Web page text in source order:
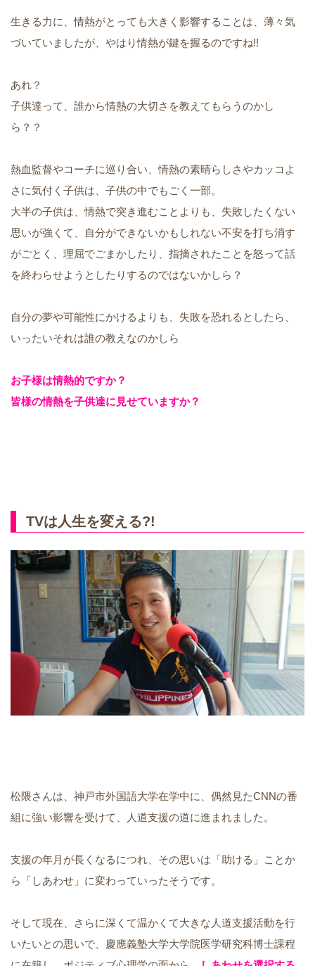
生きる力に、情熱がとっても大きく影響することは、薄々気
づいていましたが、やはり情熱が鍵を握るのですね!!
あれ？
子供達って、誰から情熱の大切さを教えてもらうのかし
ら？？
熱血監督やコーチに巡り合い、情熱の素晴らしさやカッコよ
さに気付く子供は、子供の中でもごく一部。
大半の子供は、情熱で突き進むことよりも、失敗したくない
思いが強くて、自分ができないかもしれない不安を打ち消す
がごとく、理屈でごまかしたり、指摘されたことを怒って話
を終わらせようとしたりするのではないかしら？
自分の夢や可能性にかけるよりも、失敗を恐れるとしたら、
いったいそれは誰の教えなのかしら
お子様は情熱的ですか？
皆様の情熱を子供達に見せていますか？
TVは人生を変える?!
松隈さんは、神戸市外国語大学在学中に、偶然見たCNNの番
組に強い影響を受けて、人道支援の道に進まれました。
支援の年月が長くなるにつれ、その思いは「助ける」ことか
ら「しあわせ」に変わっていったそうです。
そして現在、さらに深くて温かくて大きな人道支援活動を行
いたいとの思いで、慶應義塾大学大学院医学研究科博士課程